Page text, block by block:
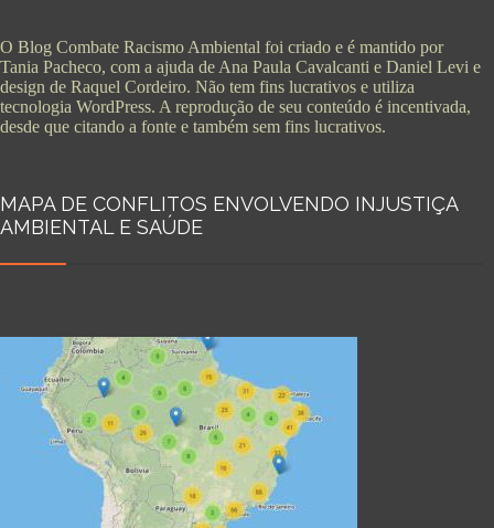
O Blog Combate Racismo Ambiental foi criado e é mantido por
Tania Pacheco, com a ajuda de Ana Paula Cavalcanti e Daniel Levi e
design de Raquel Cordeiro. Não tem fins lucrativos e utiliza
tecnologia WordPress. A reprodução de seu conteúdo é incentivada,
desde que citando a fonte e também sem fins lucrativos.
MAPA DE CONFLITOS ENVOLVENDO INJUSTIÇA
AMBIENTAL E SAÚDE